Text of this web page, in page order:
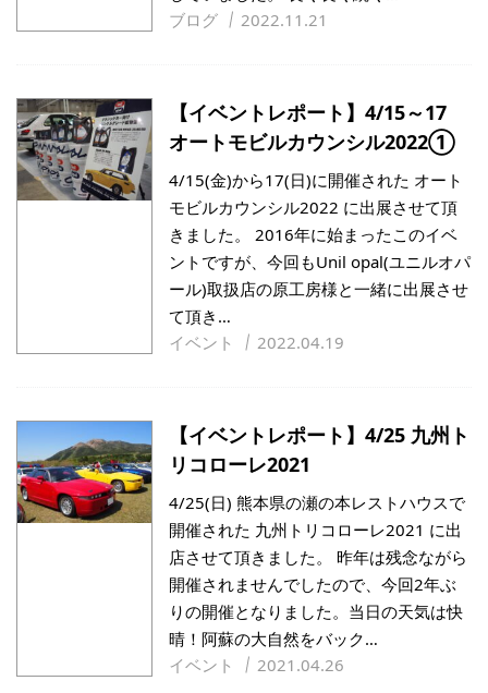
ブログ
2022.11.21
【イベントレポート】4/15～17
オートモビルカウンシル2022①
4/15(金)から17(日)に開催された オート
モビルカウンシル2022 に出展させて頂
きました。 2016年に始まったこのイベ
ントですが、今回もUnil opal(ユニルオパ
ール)取扱店の原工房様と一緒に出展させ
て頂き…
イベント
2022.04.19
【イベントレポート】4/25 九州ト
リコローレ2021
4/25(日) 熊本県の瀬の本レストハウスで
開催された 九州トリコローレ2021 に出
店させて頂きました。 昨年は残念ながら
開催されませんでしたので、今回2年ぶ
りの開催となりました。当日の天気は快
晴！阿蘇の大自然をバック…
イベント
2021.04.26